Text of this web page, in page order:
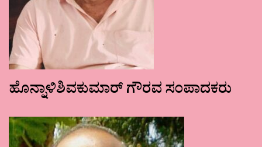
ಹೊನ್ನಾಳಿಶಿವಕುಮಾರ್ ಗೌರವ ಸಂಪಾದಕರು